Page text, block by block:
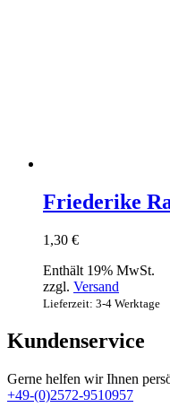
Friederike
1,30 €
Enthält 19% MwSt.
zzgl. Versand
Lieferzeit: 3-4 Werktage
Kundenservice
Gerne helfen wir Ihnen
+49-(0)2572-9510957